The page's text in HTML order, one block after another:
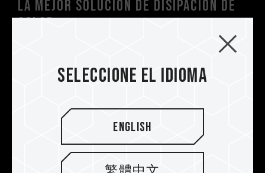
La mejor solución de disipación de
calor
placa base. T-FORCE Z540 M.2 PCIe 5.0 SSD
por sí solo, lo que lo convierte en la mejor
solución de disipación del calor para los
disipadores originales de la placa base.
Seleccione el idioma
English